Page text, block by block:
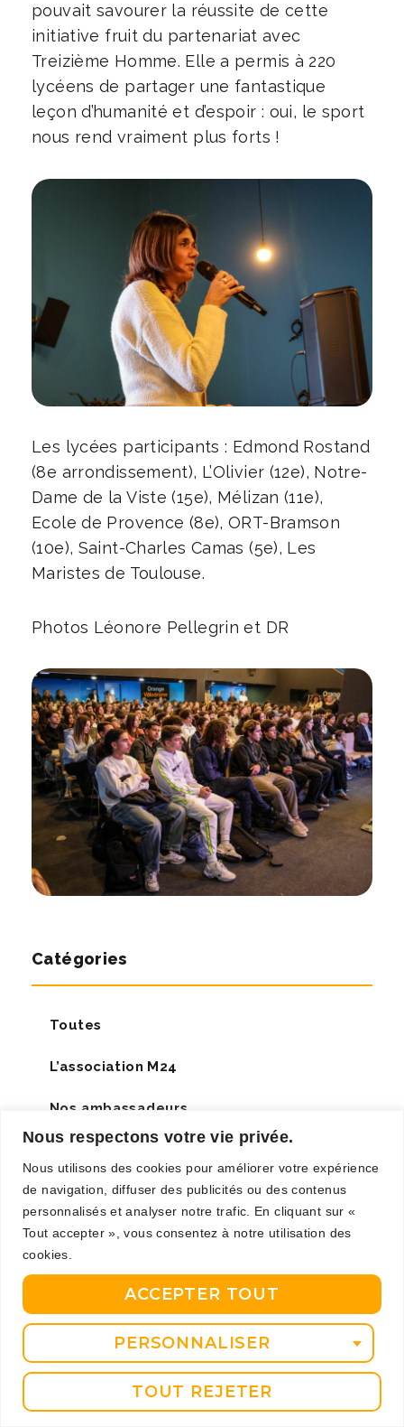
Nous respectons votre vie privée.
Nous utilisons des cookies pour améliorer votre expérience
de navigation, diffuser des publicités ou des contenus
personnalisés et analyser notre trafic. En cliquant sur «
Tout accepter », vous consentez à notre utilisation des
cookies.
PERSONNALISER
TOUT REJETER
ACCEPTER TOUT
pouvait savourer la réussite de cette
initiative fruit du partenariat avec
Treizième Homme. Elle a permis à 220
lycéens de partager une fantastique
leçon d’humanité et d’espoir : oui, le sport
nous rend vraiment plus forts !
Les lycées participants : Edmond Rostand
(8e arrondissement), L’Olivier (12e), Notre-
Dame de la Viste (15e), Mélizan (11e),
Ecole de Provence (8e), ORT-Bramson
(10e), Saint-Charles Camas (5e), Les
Maristes de Toulouse.
Photos Léonore Pellegrin et DR
Catégories
Toutes
L’association M24
Nos ambassadeurs
Exclusivité
Santé
Sport
Événements
Interview
Dans la presse
Autres actualités